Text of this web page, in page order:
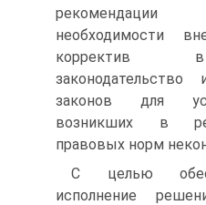
рекомендации
необходимости
корректив
законов для
возникших в
правовых норм
С целью
исполнение